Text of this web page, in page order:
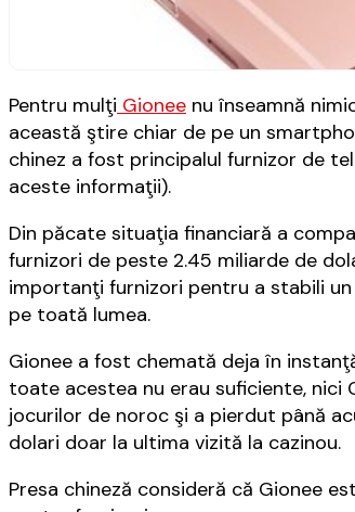
Pentru mulţi Gionee nu înseamnă
această ştire chiar de pe un
chinez a fost principalul furnizor de
aceste informaţii).
Din păcate situaţia financiară a
furnizori de peste 2.45 miliarde de
importanţi furnizori pentru a stabili
pe toată lumea.
Gionee a fost chemată deja în
toate acestea nu erau suficiente,
jocurilor de noroc şi a pierdut până
dolari doar la ultima vizită la cazinou.
Presa chineză consideră că Gionee